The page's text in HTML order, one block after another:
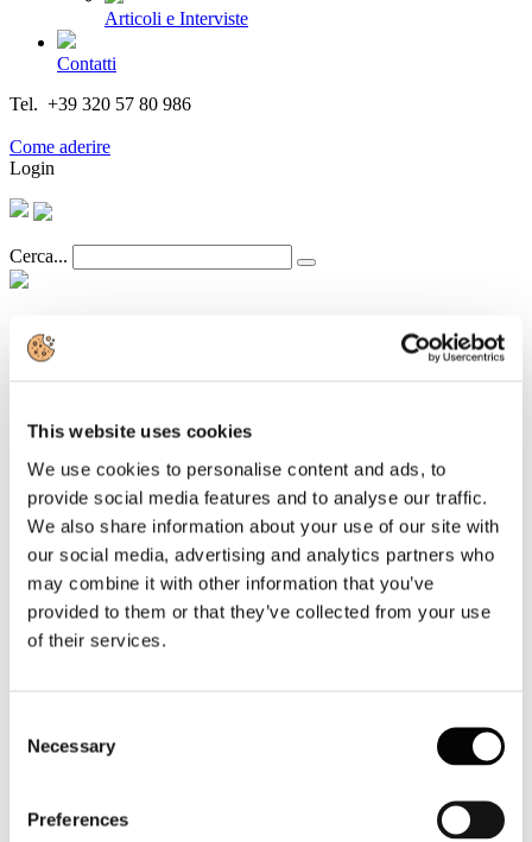
This website uses cookies
We use cookies to personalise content and ads, to
provide social media features and to analyse our traffic.
We also share information about your use of our site with
our social media, advertising and analytics partners who
may combine it with other information that you’ve
provided to them or that they’ve collected from your use
of their services.
Selection
Necessary
Preferences
Articoli e Interviste
Contatti
Tel. +39 320 57 80 986
Come aderire
Login
Cerca...
Dettagli
Pubblicato: 22 Settembre 2015
News
PROGETTO Valore Paese - Fari
A Napoli, presso il Circolo Canottieri (Via Molosiglio, 1), si terrà il
23 settembre p.v. la presentazione del Progetto Valore Paese - Fari
LE NOVITA' FISCALI DI LUGLIO E AGOSTO 2015
Radaelli tira le somme: Italia torna seconda destinazione in Ue
TRAVELNOSTOP
TRAVELNOSTOP